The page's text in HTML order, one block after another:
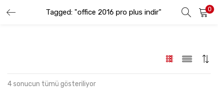
Tagged: "office 2016 pro plus indir" 0
GIRIŞ YAP KAYIT OL
4 sonucun tümü gösteriliyor